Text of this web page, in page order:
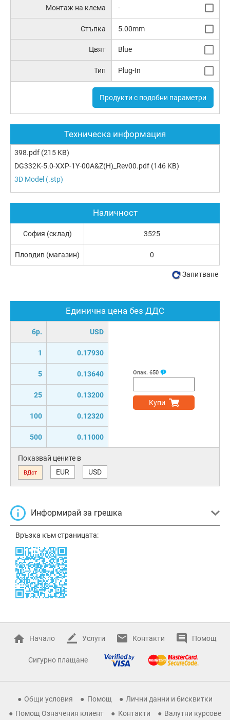
Монтаж на клема -
Стъпка 5.00mm
Цвят Blue
Тип Plug-In
Продукти с подобни параметри
Техническа информация
398.pdf (215 KB)
DG332K-5.0-XXP-1Y-00A&Z(H)_Rev00.pdf (146 KB)
3D Model (.stp)
Единична цена без ДДС
бр. USD
1 0.17930
5 0.13640
25 0.13200
100 0.12320
500 0.11000
Опак. 650
Купи
Показвай цените в
ВДст EUR USD
Информирай за грешка
Връзка към страницата:
Наличност
София (склад) 3525
Пловдив (магазин) 0
Запитване
Начало Услуги Контакти Помощ
Сигурно плащане
Общи условия Помощ
Лични данни и бисквитки
Помощ Означения клиент
Контакти Валутни курсове